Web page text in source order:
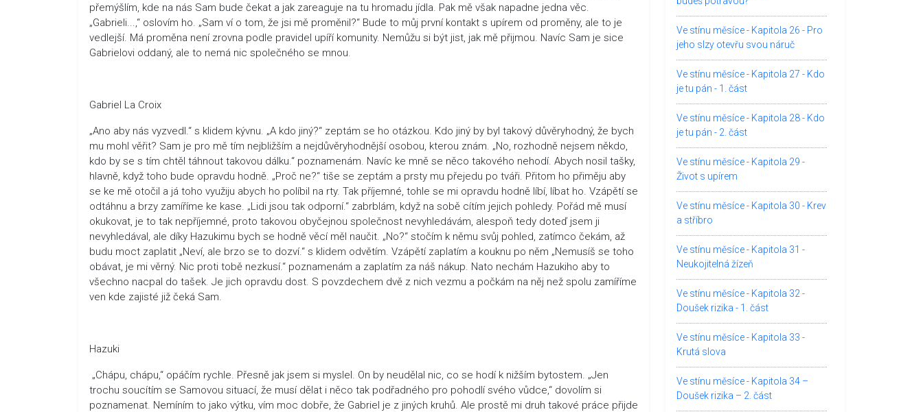
přemýšlím, kde na nás Sam bude čekat a jak zareaguje na tu hromadu jídla. Pak mě však napadne jedna věc.
„Gabrieli...,“ oslovím ho. „Sam ví o tom, že jsi mě proměnil?“ Bude to můj první kontakt s upírem od proměny, ale to je
vedlejší. Má proměna není zrovna podle pravidel upíří komunity. Nemůžu si být jist, jak mě přijmou. Navíc Sam je sice
Gabrielovi oddaný, ale to nemá nic společného se mnou.
Gabriel La Croix
„Ano aby nás vyzvedl.“ s klidem kývnu. „A kdo jiný?“ zeptám se ho otázkou. Kdo jiný by byl takový důvěryhodný, že bych
mu mohl věřit? Sam je pro mě tím nejbližším a nejdůvěryhodnější osobou, kterou znám. „No, rozhodně nejsem někdo,
kdo by se s tím chtěl táhnout takovou dálku.“ poznamenám. Navíc ke mně se něco takového nehodí. Abych nosil tašky,
hlavně, když toho bude opravdu hodně. „Proč ne?“ tiše se zeptám a prsty mu přejedu po tváři. Přitom ho přiměju aby
se ke mě otočil a já toho využiju abych ho políbil na rty. Tak příjemné, tohle se mi opravdu hodně líbí, líbat ho. Vzápětí se
odtáhnu a brzy zamíříme ke kase. „Lidi jsou tak odporní.“ zabrblám, když na sobě cítím jejich pohledy. Pořád mě musí
okukovat, je to tak nepříjemné, proto takovou obyčejnou společnost nevyhledávám, alespoň tedy doteď jsem ji
nevyhledával, ale díky Hazukimu bych se hodně věcí měl naučit. „No?“ stočím k němu svůj pohled, zatímco čekám, až
budu moct zaplatit „Neví, ale brzo se to dozví.“ s klidem odvětím. Vzápětí zaplatím a kouknu po něm „Nemusíš se toho
obávat, je mi věrný. Nic proti tobě nezkusí.“ poznamenám a zaplatím za náš nákup. Nato nechám Hazukiho aby to
všechno nacpal do tašek. Je jich opravdu dost. S povzdechem dvě z nich vezmu a počkám na něj než spolu zamíříme
ven kde zajisté již čeká Sam.
Hazuki
„Chápu, chápu,“ opáčím rychle. Přesně jak jsem si myslel. On by neudělal nic, co se hodí k nižším bytostem. „Jen
trochu soucítím se Samovou situací, že musí dělat i něco tak podřadného pro pohodlí svého vůdce,“ dovolím si
poznamenat. Nemíním to jako výtku, vím moc dobře, že Gabriel je z jiných kruhů. Ale prostě mi druh takové práce přijde
Ve stínu měsíce - Kapitola 26 - Pro
jeho slzy otevřu svou náruč
Ve stínu měsíce - Kapitola 27 - Kdo
je tu pán - 1. část
Ve stínu měsíce - Kapitola 28 - Kdo
je tu pán - 2. část
Ve stínu měsíce - Kapitola 29 -
Život s upírem
Ve stínu měsíce - Kapitola 30 - Krev
a stříbro
Ve stínu měsíce - Kapitola 31 -
Neukojitelná žízeň
Ve stínu měsíce - Kapitola 32 -
Doušek rizika - 1. část
Ve stínu měsíce - Kapitola 33 -
Krutá slova
Ve stínu měsíce - Kapitola 34 –
Doušek rizika – 2. část